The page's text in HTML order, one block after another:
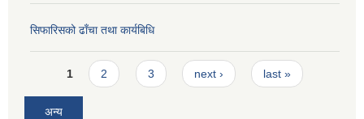
सिफारिसको ढाँचा तथा कार्यबिधि
Pages
1 2 3 next › last »
अन्य